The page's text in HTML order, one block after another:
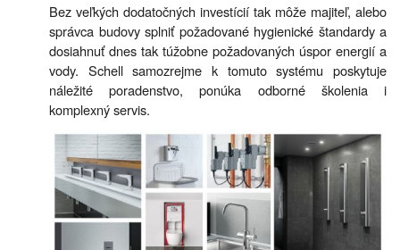
Bez veľkých dodatočných investícií tak môže majiteľ, alebo
správca budovy splniť požadované hygienické štandardy a
dosiahnuť dnes tak túžobne požadovaných úspor energií a
vody. Schell samozrejme k tomuto systému poskytuje
náležité poradenstvo, ponúka odborné školenia i
komplexný servis.